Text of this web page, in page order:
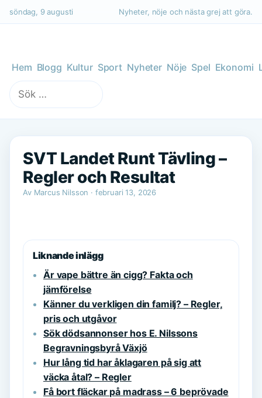
söndag, 9 augusti Nyheter, nöje och nästa grej att göra.
Hem Blogg Kultur Sport Nyheter Nöje Spel Ekonomi
Sök
efter:
SVT Landet Runt Tävling –
Regler och Resultat
Av Marcus Nilsson · februari 13, 2026
Liknande inlägg
Är vape bättre än cigg? Fakta och
jämförelse
Känner du verkligen din familj? – Regler,
pris och utgåvor
Sök dödsannonser hos E. Nilssons
Begravningsbyrå Växjö
Hur lång tid har åklagaren på sig att
väcka åtal? – Regler
Få bort fläckar på madrass – 6 beprövade